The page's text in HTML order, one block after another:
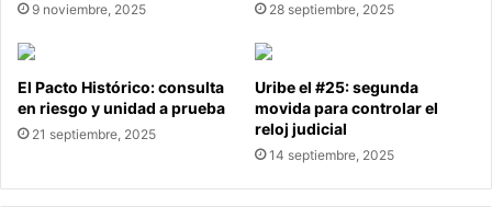
9 noviembre, 2025 28 septiembre, 2025
El Pacto Histórico: consulta
en riesgo y unidad a prueba
21 septiembre, 2025
Uribe el #25: segunda
movida para controlar el
reloj judicial
14 septiembre, 2025